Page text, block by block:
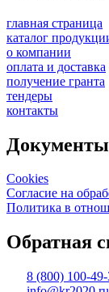
главная страница
каталог
о компании
оплата и доставка
получение гранта
тендеры
контакты
Документы
Cookies
Согласие на
Политика в
Обратная
8 (800) 100-